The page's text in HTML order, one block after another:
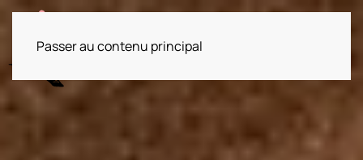
Passer au contenu principal